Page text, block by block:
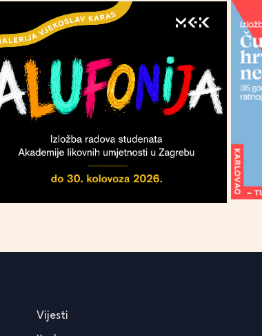
Vijesti